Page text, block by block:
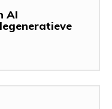
AI